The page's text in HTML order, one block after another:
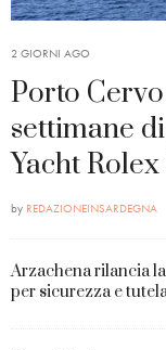
2 GIORNI AGO
Porto
settimane
Yacht
by REDAZIONEINSARDEGNA
Arzachena rilancia la
per sicurezza e